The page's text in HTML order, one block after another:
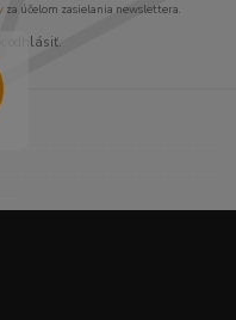
za účelom zasielania newslettera.
odhlásiť.